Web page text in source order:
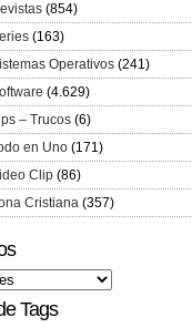
(854)
(163)
Operativos (241)
(4.629)
– Trucos (6)
en Uno (171)
Clip (86)
Cristiana (357)
Tags